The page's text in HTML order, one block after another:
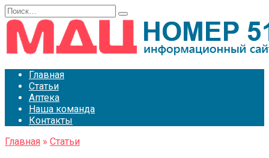
Перейти
к
содержанию
Search
for:
Главная
Статьи
Аптека
Наша команда
Контакты
Главная » Статьи